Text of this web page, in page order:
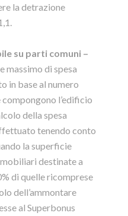
la detrazione
su parti comuni –
massimo di spesa
in base al numero
l’edificio
della spesa
tenendo conto
la superficie
destinate a
di quelle ricomprese
dell’ammontare
al Superbonus